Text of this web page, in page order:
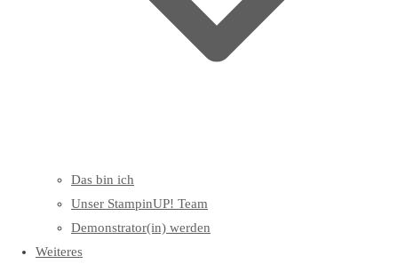
Das bin ich
Unser StampinUP! Team
Demonstrator(in) werden
Weiteres